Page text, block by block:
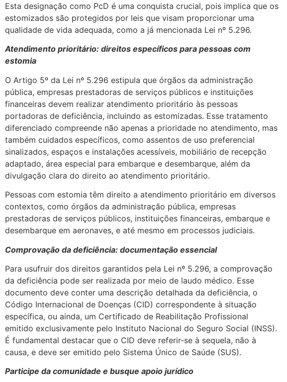
Esta designação como PcD é uma conquista crucial, pois implica que os
estomizados são protegidos por leis que visam proporcionar uma
qualidade de vida adequada, como a já mencionada Lei nº 5.296.
Atendimento prioritário: direitos específicos para pessoas com
estomia
O Artigo 5º da Lei nº 5.296 estipula que órgãos da administração
pública, empresas prestadoras de serviços públicos e instituições
financeiras devem realizar atendimento prioritário às pessoas
portadoras de deficiência, incluindo as estomizadas. Esse tratamento
diferenciado compreende não apenas a prioridade no atendimento, mas
também cuidados específicos, como assentos de uso preferencial
sinalizados, espaços e instalações acessíveis, mobiliário de recepção
adaptado, área especial para embarque e desembarque, além da
divulgação clara do direito ao atendimento prioritário.
Pessoas com estomia têm direito a atendimento prioritário em diversos
contextos, como órgãos da administração pública, empresas
prestadoras de serviços públicos, instituições financeiras, embarque e
desembarque em aeronaves, e até mesmo em processos judiciais.
Comprovação da deficiência: documentação essencial
Para usufruir dos direitos garantidos pela Lei nº 5.296, a comprovação
da deficiência pode ser realizada por meio de laudo médico. Esse
documento deve conter uma descrição detalhada da deficiência, o
Código Internacional de Doenças (CID) correspondente à situação
específica, ou ainda, um Certificado de Reabilitação Profissional
emitido exclusivamente pelo Instituto Nacional do Seguro Social (INSS).
É fundamental destacar que o CID deve referir-se à sequela, não à
causa, e deve ser emitido pelo Sistema Único de Saúde (SUS).
Participe da comunidade e busque apoio jurídico